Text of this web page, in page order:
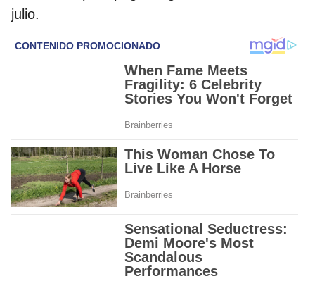
julio.